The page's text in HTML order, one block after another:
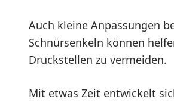
Auch kleine Anpassungen
Schnürsenkeln können
Druckstellen zu vermeiden.
Mit etwas Zeit entwickelt